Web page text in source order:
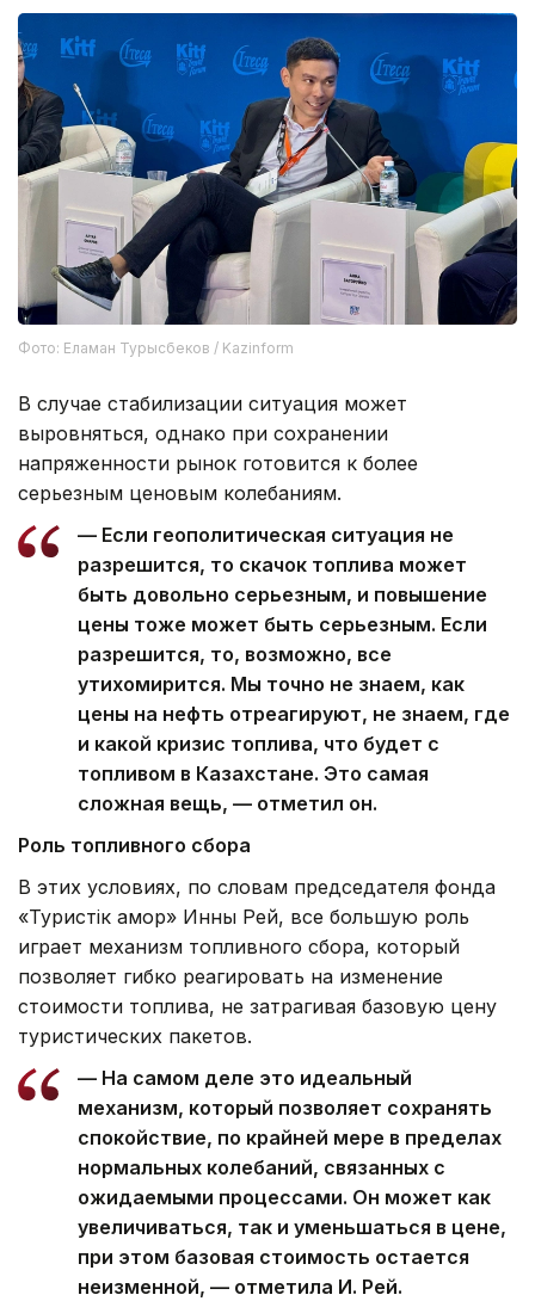
Фото: Еламан Турысбеков / Kazinform
В случае стабилизации ситуация может
выровняться, однако при сохранении
напряженности рынок готовится к более
серьезным ценовым колебаниям.
— Если геополитическая ситуация не
разрешится, то скачок топлива может
быть довольно серьезным, и повышение
цены тоже может быть серьезным. Если
разрешится, то, возможно, все
утихомирится. Мы точно не знаем, как
цены на нефть отреагируют, не знаем, где
и какой кризис топлива, что будет с
топливом в Казахстане. Это самая
сложная вещь, — отметил он.
Роль топливного сбора
В этих условиях, по словам председателя фонда
«Туристік қамқор» Инны Рей, все большую роль
играет механизм топливного сбора, который
позволяет гибко реагировать на изменение
стоимости топлива, не затрагивая базовую цену
туристических пакетов.
— На самом деле это идеальный
механизм, который позволяет сохранять
спокойствие, по крайней мере в пределах
нормальных колебаний, связанных с
ожидаемыми процессами. Он может как
увеличиваться, так и уменьшаться в цене,
при этом базовая стоимость остается
неизменной, — отметила И. Рей.